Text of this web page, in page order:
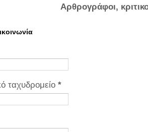
Αρθρογράφοι,
ταχυδρομείο *